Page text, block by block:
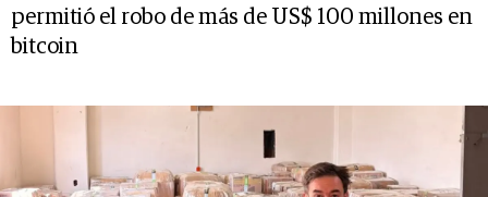
permitió el robo de más de US$ 100 millones en
bitcoin